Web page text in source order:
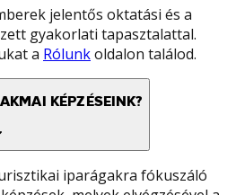
jelentős oktatási és a
gyakorlati tapasztalattal.
a Rólunkoldalon találod.
KÉPZÉSEINK?
iparágakra fókuszáló